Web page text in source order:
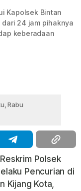
Kapolsek Bintan
dari 24 jam pihaknya
keberadaan
Rabu
Polsek
Pencurian di
Kijang Kota,